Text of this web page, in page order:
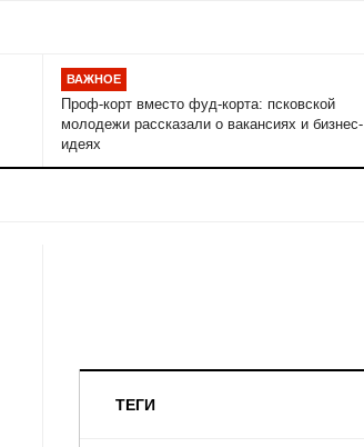
ВАЖНОЕ
Проф-корт вместо фуд-корта: псковской
молодежи рассказали о вакансиях и бизнес-
идеях
ТЕГИ